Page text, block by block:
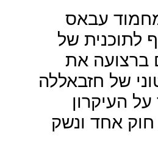
עבאס
לתוכנית של
ברצועה את
של חזבאללה
על העיקרון
אחד ונשק